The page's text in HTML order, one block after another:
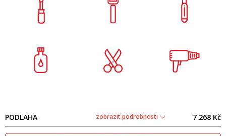
PODLAHA zobrazit podrobnosti 7 268 Kč